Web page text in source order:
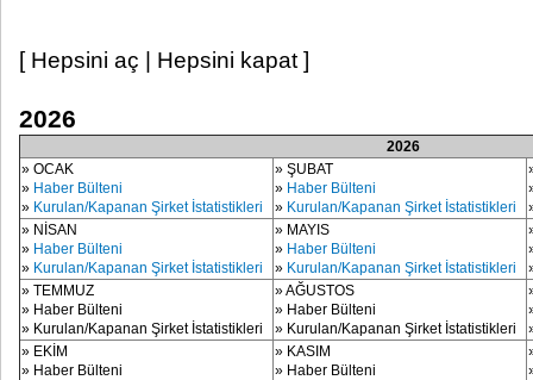
[ Hepsini aç Hepsini kapat ]
2026
2026
» OCAK
» Haber Bülteni
» Kurulan/Kapanan Şirket İstatistikleri
» ŞUBAT
» Haber Bülteni
» Kurulan/Kapanan Şirket İstatistikleri
» NİSAN
» Haber Bülteni
» Kurulan/Kapanan Şirket İstatistikleri
» MAYIS
» Haber Bülteni
» Kurulan/Kapanan Şirket İstatistikleri
» TEMMUZ
» Haber Bülteni
» Kurulan/Kapanan Şirket İstatistikleri
» AĞUSTOS
» Haber Bülteni
» Kurulan/Kapanan Şirket İstatistikleri
» EKİM
» Haber Bülteni
» KASIM
» Haber Bülteni